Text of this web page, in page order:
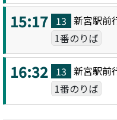
15:17 13 新宮駅前
1番のりば
16:32 13 新宮駅前
1番のりば